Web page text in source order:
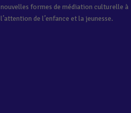
nouvelles formes de médiation culturelle à
l’attention de l’enfance et la jeunesse.